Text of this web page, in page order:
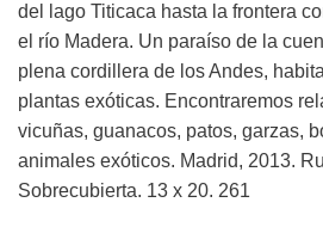
del lago Titicaca hasta la frontera
el río Madera. Un paraíso de la
plena cordillera de los Andes,
plantas exóticas. Encontraremos
vicuñas, guanacos, patos, garzas,
animales exóticos. Madrid, 2013.
Sobrecubierta. 13 x 20. 261